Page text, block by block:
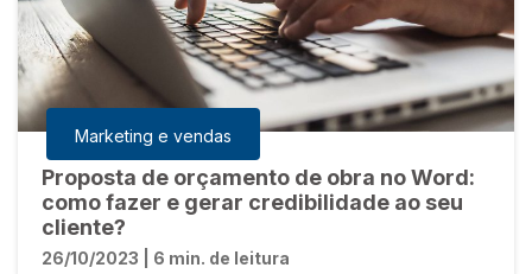
Marketing e vendas
Proposta de orçamento de obra no Word:
como fazer e gerar credibilidade ao seu
cliente?
26/10/2023 | 6 min. de leitura